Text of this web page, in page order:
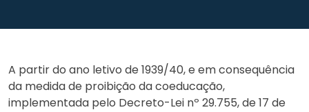
A partir do ano letivo de 1939/40, e em consequência
da medida de proibição da coeducação,
implementada pelo Decreto-Lei nº 29.755, de 17 de